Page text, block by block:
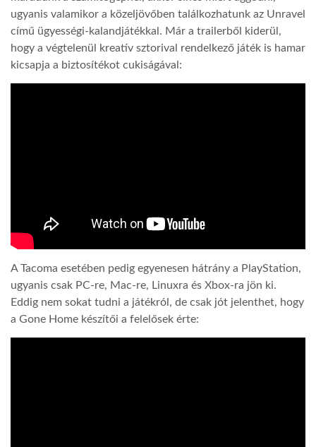
ugyanis valamikor a közeljövőben találkozhatunk az Unravel
című ügyességi-kalandjátékkal. Már a trailerből kiderül,
hogy a végtelenül kreatív sztorival rendelkező játék is hamar
kicsapja a biztosítékot cukiságával:
A Tacoma esetében pedig egyenesen hátrány a PlayStation,
ugyanis csak PC-re, Mac-re, Linuxra és Xbox-ra jön ki.
Eddig nem sokat tudni a játékról, de csak jót jelenthet, hogy
a Gone Home készítői a felelősek érte: